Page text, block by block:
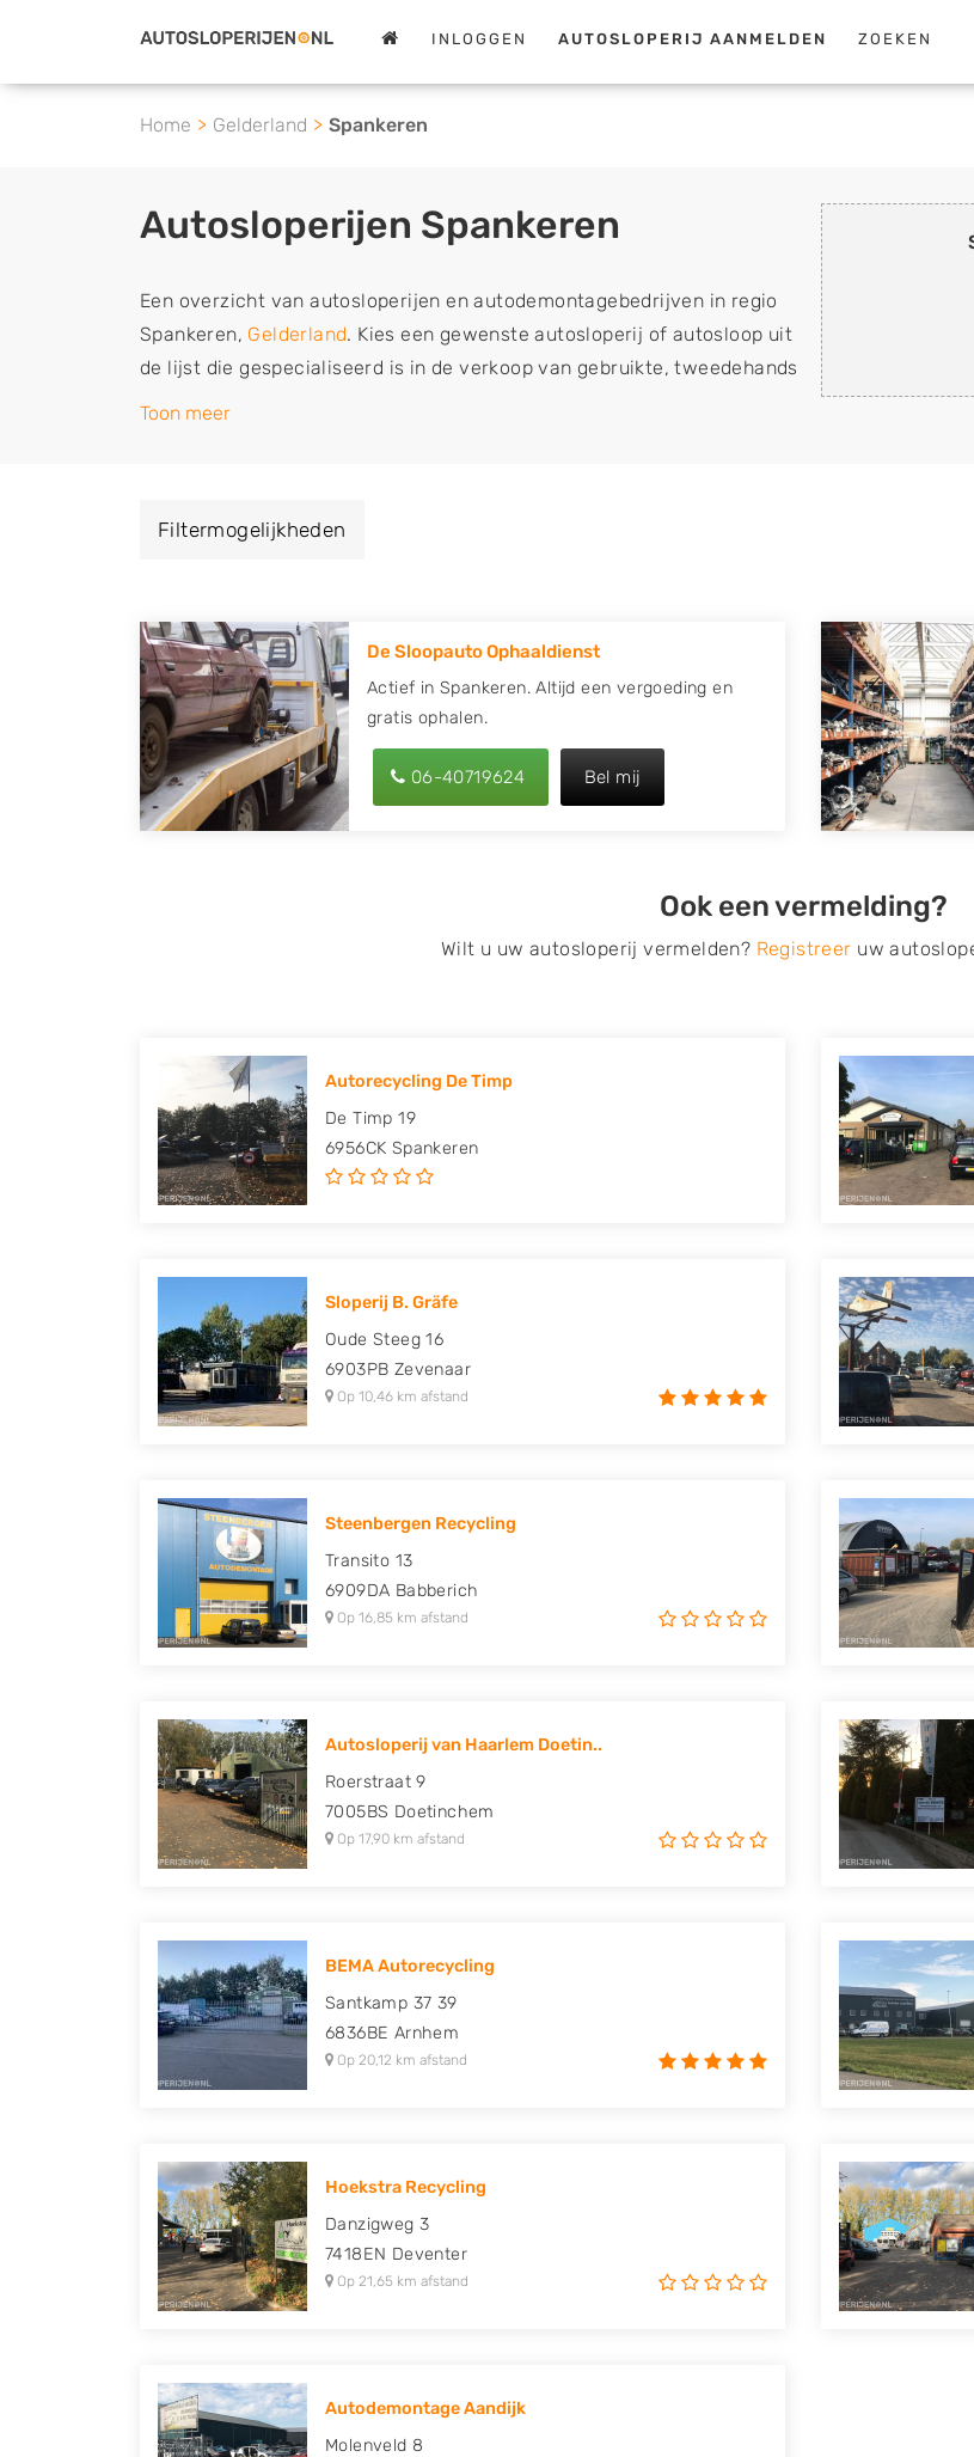
INLOGGEN AUTOSLOPERIJ AANMELDEN ZOEKEN
Home Gelderland Spankeren
Autosloperijen Spankeren
Een overzicht van autosloperijen en autodemontagebedrijven in regio
Spankeren, Gelderland. Kies een gewenste autosloperij of autosloop uit
de lijst die gespecialiseerd is in de verkoop van gebruikte, tweedehands
en sloopauto onderdelen of in de inkoop van sloopauto's, schadeauto's
of deze liever laten ophalen op een locatie naar keuze? Kies dan voor
Zoekt u liever naar een sloperij in een andere plaats of regio? U vindt
hier alle bedrijven inGelderland. U kunt ookzoekennaar een sloop met
behulp van uw postcode.
U kunt er ook voor kiezen om direct uw sloopauto te verkopen en op te
laten halen door de Sloopauto Ophaaldienst van Autosloperijen.nl. Wij
tweedehands auto onderdelen offerte aanvragen? Dat kan via de
Onderdelenlijn! Vul uw kenteken in en druk op verzenden.
Honda, Hyundai, Kia, Mazda, Mercedes Benz, Mitsubishi, Nissan, Opel,
Peugeot, Porsche, Renault, Seat, Skoda, Suzuki, Tesla, Toyota,
Volkswagen en Volvo.
Toon meer
Filtermogelijkheden
De Sloopauto Ophaaldienst
Actief in Spankeren. Altijd een vergoeding en
gratis ophalen.
06-40719624 Bel mij
Ook een vermelding?
Wilt u uw autosloperij vermelden? Registreer uw
Autorecycling De Timp
De Timp 19
6956CK Spankeren
Sloperij B. Gräfe
Oude Steeg 16
6903PB Zevenaar
Op 10,46 km afstand
Steenbergen Recycling
Transito 13
6909DA Babberich
Op 16,85 km afstand
Autosloperij van Haarlem Doetin..
Roerstraat 9
7005BS Doetinchem
Op 17,90 km afstand
BEMA Autorecycling
Santkamp 37 39
6836BE Arnhem
Op 20,12 km afstand
Hoekstra Recycling
Danzigweg 3
7418EN Deventer
Op 21,65 km afstand
Autodemontage Aandijk
Molenveld 8